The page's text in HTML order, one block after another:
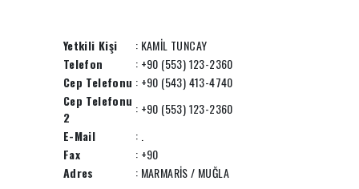
Yetkili Kişi
: KAMİL TUNCAY
Telefon
: +90 (553) 123-2360
Cep Telefonu : +90 (543) 413-4740
Cep Telefonu
2
: +90 (553) 123-2360
E-Mail
:
Fax
: +90
Adres
: MARMARİS / MUĞLA